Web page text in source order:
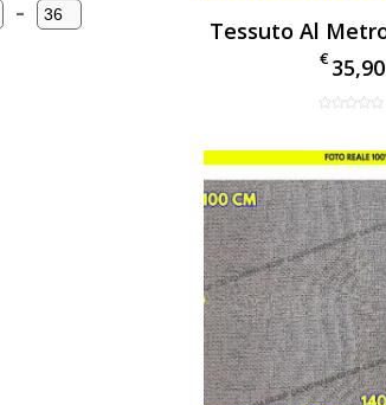
35,90
€
Minimum Price
-
Maximum Price